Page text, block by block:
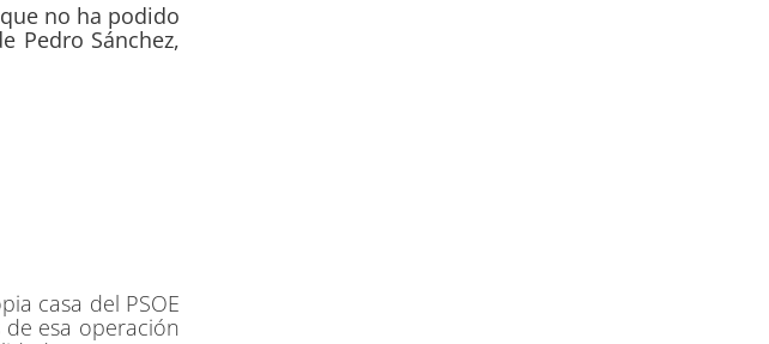
no ha podido
Pedro Sánchez,
casa del PSOE
esa operación